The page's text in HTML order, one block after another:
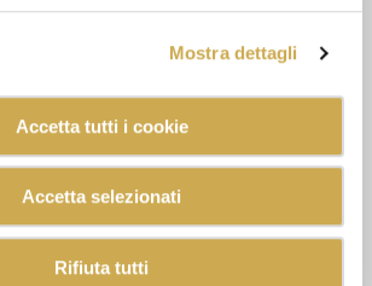
Mostra dettagli
Accetta tutti i cookie
Accetta selezionati
Rifiuta tutti